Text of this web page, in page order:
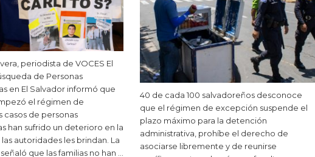
periodista de VOCES El
de Personas
en El Salvador informó que
el régimen de
casos de personas
han sufrido un deterioro en la
autoridades les brindan. La
que las familias no han …
40 de cada 100 salvadoreños desconoce
que el régimen de excepción suspende el
plazo máximo para la detención
administrativa, prohíbe el derecho de
asociarse libremente y de reunirse